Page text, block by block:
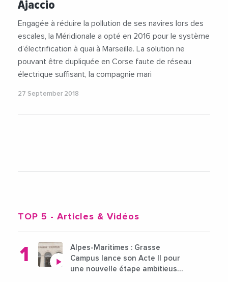
Ajaccio
Engagée à réduire la pollution de ses navires lors des
escales, la Méridionale a opté en 2016 pour le système
d’électrification à quai à Marseille. La solution ne
pouvant être dupliquée en Corse faute de réseau
électrique suffisant, la compagnie mari
27 September 2018
TOP 5 - Articles & Vidéos
Alpes-Maritimes : Grasse
Campus lance son Acte II pour
une nouvelle étape ambitieuse